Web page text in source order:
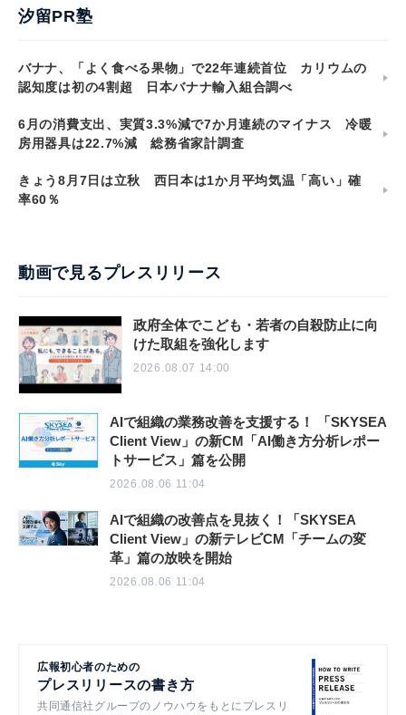
汐留PR塾
バナナ、「よく食べる果物」で22年連続首位 カリウムの
認知度は初の4割超 日本バナナ輸入組合調べ
6月の消費支出、実質3.3%減で7か月連続のマイナス 冷暖
房用器具は22.7%減 総務省家計調査
きょう8月7日は立秋 西日本は1か月平均気温「高い」確
率60％
動画で見るプレスリリース
政府全体でこども・若者の自殺防止に向
けた取組を強化します
2026.08.07 14:00
AIで組織の業務改善を支援する！ 「SKYSEA
Client View」の新CM「AI働き方分析レポー
トサービス」篇を公開
2026.08.06 11:04
AIで組織の改善点を見抜く！「SKYSEA
Client View」の新テレビCM「チームの変
革」篇の放映を開始
2026.08.06 11:04
広報初心者のための
プレスリリースの書き方
共同通信社グループのノウハウをもとにプレスリ